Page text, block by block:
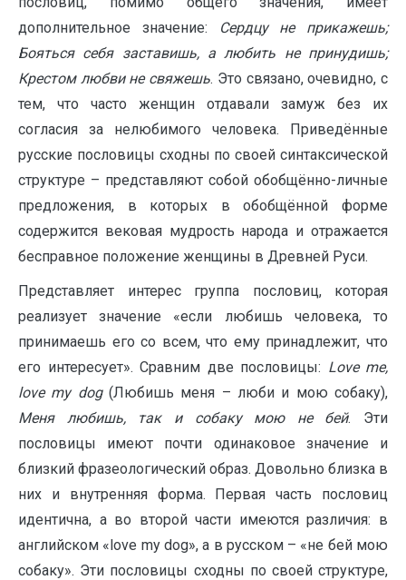
дополнительное значение:
Сердцу не прикажешь;
Бояться себя заставишь, а любить не принудишь;
Крестом любви не свяжешь. Это связано, очевидно, с
тем, что часто женщин отдавали замуж без их
согласия за нелюбимого человека. Приведённые
русские пословицы сходны по своей синтаксической
структуре – представляют собой обобщённо-личные
предложения, в которых в обобщённой форме
содержится вековая мудрость народа и отражается
бесправное положение женщины в Древней Руси.
Представляет интерес группа пословиц, которая
реализует значение «если любишь человека, то
принимаешь его со всем, что ему принадлежит, что
его интересует». Сравним две пословицы: Love me,
love my dog(Любишь меня – люби и мою собаку),
Меня любишь, так и собаку мою не бей. Эти
пословицы имеют почти одинаковое значение и
близкий фразеологический образ. Довольно близка в
них и внутренняя форма. Первая часть пословиц
идентична, а во второй части имеются различия: в
английском «love my dog», а в русском – «не бей мою
собаку». Эти пословицы сходны по своей структуре,